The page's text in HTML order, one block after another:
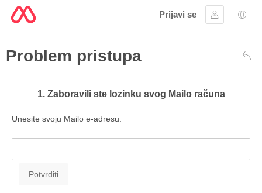
Prijavi se
Prijaviti se
Problem pristupa
1. Zaboravili ste lozinku svog Mailo računa
Unesite svoju Mailo e-adresu: